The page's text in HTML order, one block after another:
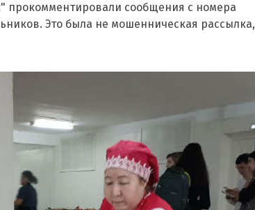
прокомментировали сообщения с номера
Это была не мошенническая рассылка,